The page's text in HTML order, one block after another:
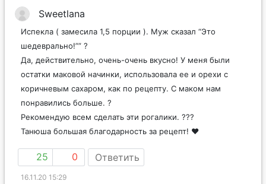
Sweetlana
Испекла ( замесила 1,5 порции ). Муж сказал “Это
шедеврально!”” ?
Да, действительно, очень-очень вкусно! У меня были
остатки маковой начинки, использовала ее и орехи с
коричневым сахаром, как по рецепту. С маком нам
понравились больше. ?
Рекомендую всем сделать эти рогалики. ???
Танюша большая благодарность за рецепт! ♥️
25 0 Ответить
16.11.20 15:29